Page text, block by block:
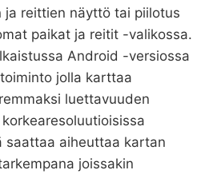
ja reittien näyttö tai piilotus
paikat ja reitit -valikossa.
Android -versiossa
jolla karttaa
luettavuuden
saattaa aiheuttaa kartan
joissakin